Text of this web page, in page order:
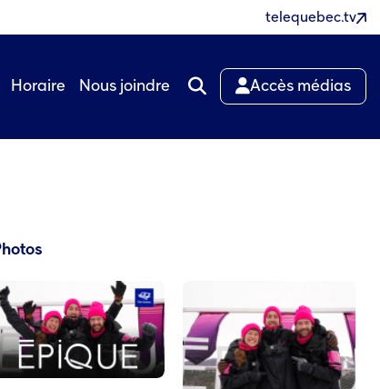
telequebec.tv
Horaire Nous joindre Accès médias